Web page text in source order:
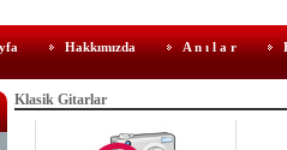
Hakkımızda A n ı l a r
Klasik Gitarlar